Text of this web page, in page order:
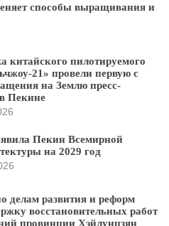
способы выращивания и
китайского пилотируемого
21» провели первую с
на Землю пресс-
Пекине
Пекин Всемирной
на 2029 год
делам развития и реформ
восстановительных работ
провинции Хэйлунцзян